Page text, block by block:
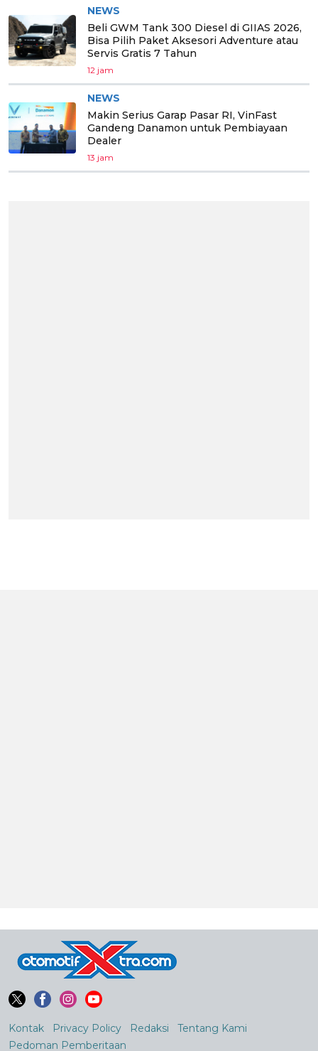
NEWS
Beli GWM Tank 300 Diesel di GIIAS 2026,
Bisa Pilih Paket Aksesori Adventure atau
Servis Gratis 7 Tahun
12 jam
NEWS
Makin Serius Garap Pasar RI, VinFast
Gandeng Danamon untuk Pembiayaan
Dealer
13 jam
Kontak Privacy Policy Redaksi
Tentang Kami
Pedoman Pemberitaan